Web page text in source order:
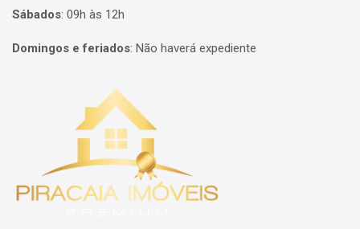
Sábados: 09h às 12h
Domingos e feriados: Não haverá expediente
Página inicial